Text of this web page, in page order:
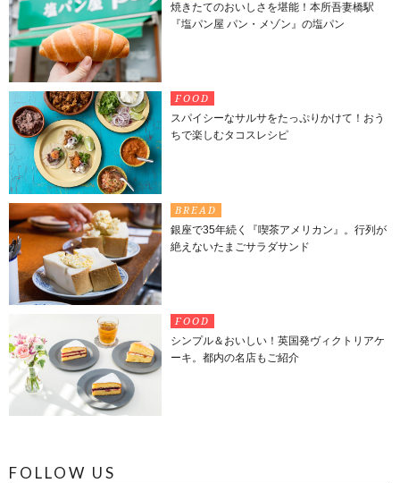
焼きたてのおいしさを堪能！本所吾妻橋駅
『塩パン屋 パン・メゾン』の塩パン
FOOD
スパイシーなサルサをたっぷりかけて！おう
ちで楽しむタコスレシピ
BREAD
銀座で35年続く『喫茶アメリカン』。行列が
絶えないたまごサラダサンド
FOOD
シンプル＆おいしい！英国発ヴィクトリアケ
ーキ。都内の名店もご紹介
FOLLOW US